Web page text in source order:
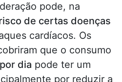
pode, na
de certas doenças
cardíacos. Os
que o consumo
dia pode ter um
por reduzir a